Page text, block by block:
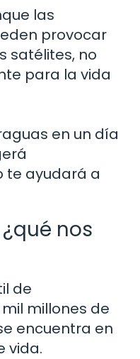
las
provocar
satélites, no
para la vida
en un día
te ayudará a
nos
de
millones de
encuentra en
vida.